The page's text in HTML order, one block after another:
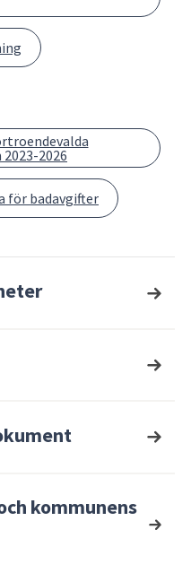
2026
för badavgifter
kommunens